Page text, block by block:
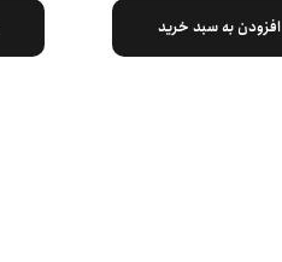
افزودن به سبد خرید